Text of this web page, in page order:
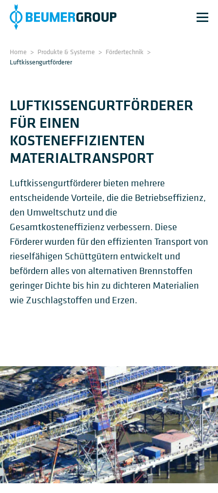
Home > Produkte & Systeme > Fördertechnik >
Luftkissengurtförderer
LUFTKISSENGURTFÖRDERER
FÜR EINEN
KOSTENEFFIZIENTEN
MATERIALTRANSPORT
Luftkissengurtförderer bieten mehrere
entscheidende Vorteile, die die Betriebseffizienz,
den Umweltschutz und die
Gesamtkosteneffizienz verbessern. Diese
Förderer wurden für den effizienten Transport von
rieselfähigen Schüttgütern entwickelt und
befördern alles von alternativen Brennstoffen
geringer Dichte bis hin zu dichteren Materialien
wie Zuschlagstoffen und Erzen.